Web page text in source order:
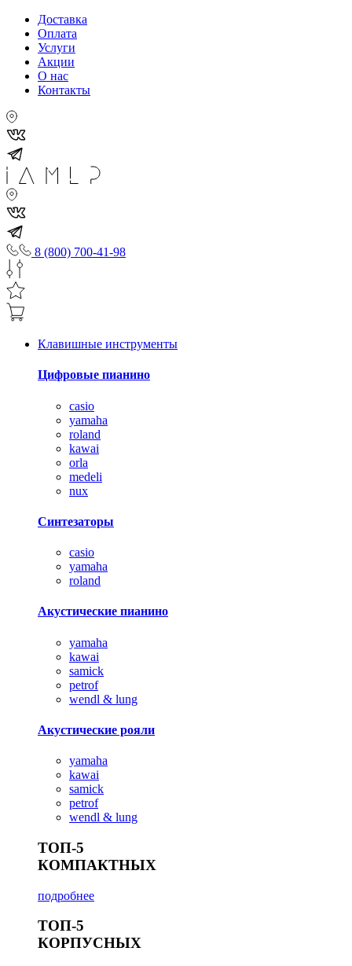
Доставка
Оплата
Услуги
Акции
О нас
Контакты
8 (800) 700-41-98
Клавишные инструменты
Цифровые пианино
casio
yamaha
roland
kawai
orla
medeli
nux
Синтезаторы
casio
yamaha
roland
Акустические пианино
yamaha
kawai
samick
petrof
wendl & lung
Акустические рояли
yamaha
kawai
samick
petrof
wendl & lung
ТОП-5
КОМПАКТНЫХ
подробнее
ТОП-5
КОРПУСНЫХ